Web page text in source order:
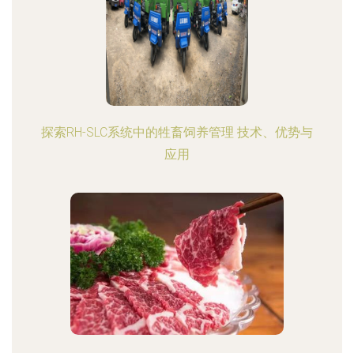
探索RH-SLC系统中的牲畜饲养管理 技术、优势与
应用